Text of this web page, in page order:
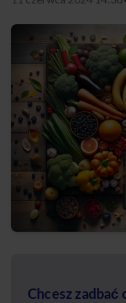
Chcesz zadbać